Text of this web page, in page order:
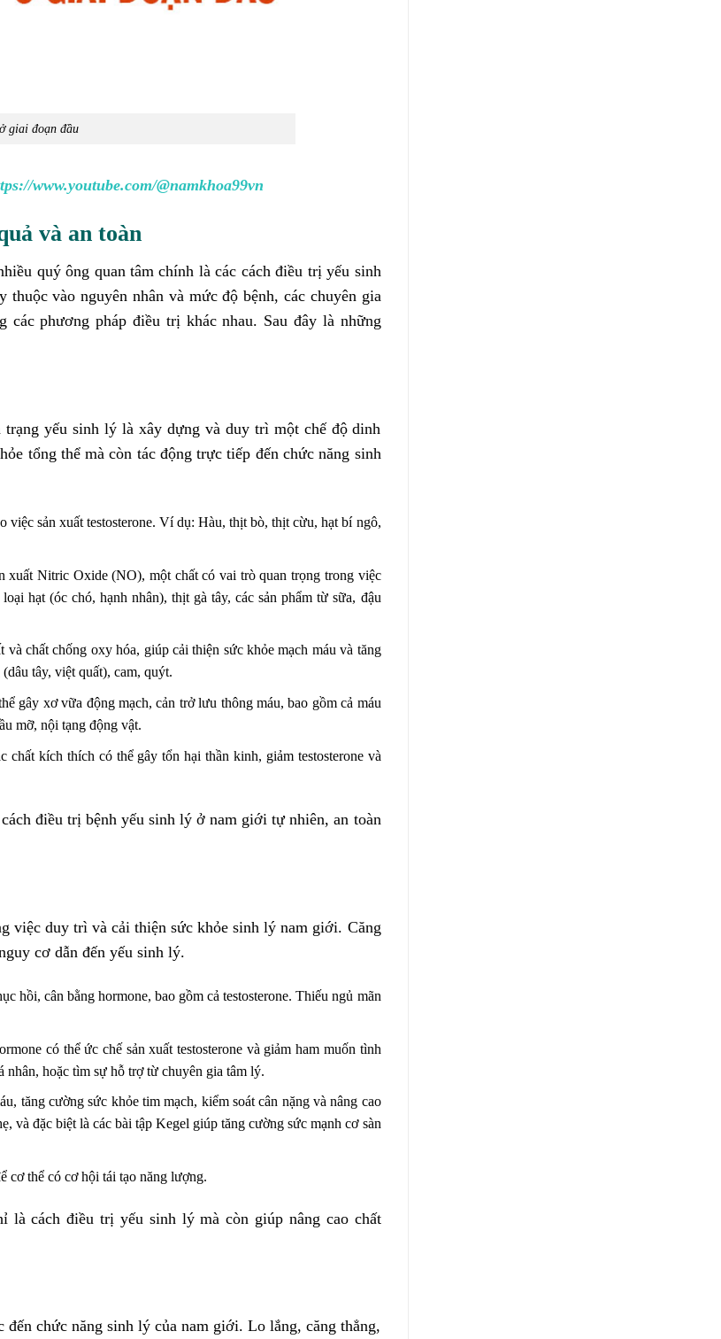
giai đoạn đầu
www.youtube.com/@namkhoa99vn
và an toàn
quý ông quan tâm chính là các cách điều trị yếu sinh
vào nguyên nhân và mức độ bệnh, các chuyên gia
phương pháp điều trị khác nhau. Sau đây là những
yếu sinh lý là xây dựng và duy trì một chế độ dinh
tổng thể mà còn tác động trực tiếp đến chức năng sinh
việc sản xuất testosterone. Ví dụ: Hàu, thịt bò, thịt cừu, hạt bí ngô,
xuất Nitric Oxide (NO), một chất có vai trò quan trọng trong việc
hạt (óc chó, hạnh nhân), thịt gà tây, các sản phẩm từ sữa, đậu
và chất chống oxy hóa, giúp cải thiện sức khỏe mạch máu và tăng
tây, việt quất), cam, quýt.
gây xơ vữa động mạch, cản trở lưu thông máu, bao gồm cả máu
mỡ, nội tạng động vật.
chất kích thích có thể gây tổn hại thần kinh, giảm testosterone và
điều trị bệnh yếu sinh lý ở nam giới tự nhiên, an toàn
việc duy trì và cải thiện sức khỏe sinh lý nam giới. Căng
cơ dẫn đến yếu sinh lý.
hồi, cân bằng hormone, bao gồm cả testosterone. Thiếu ngủ mãn
có thể ức chế sản xuất testosterone và giảm ham muốn tình
hoặc tìm sự hỗ trợ từ chuyên gia tâm lý.
tăng cường sức khỏe tim mạch, kiểm soát cân nặng và nâng cao
và đặc biệt là các bài tập Kegel giúp tăng cường sức mạnh cơ sàn
cơ thể có cơ hội tái tạo năng lượng.
cách điều trị yếu sinh lý mà còn giúp nâng cao chất
chức năng sinh lý của nam giới. Lo lắng, căng thẳng,